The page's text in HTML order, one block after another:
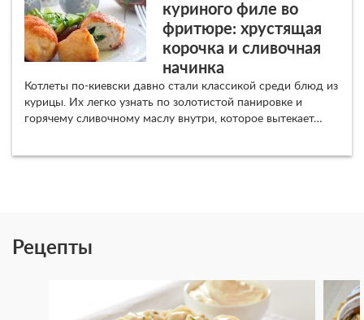
куриного филе во
фритюре: хрустящая
корочка и сливочная
начинка
Котлеты по-киевски давно стали классикой среди блюд из
курицы. Их легко узнать по золотистой панировке и
горячему сливочному маслу внутри, которое вытекает…
Рецепты